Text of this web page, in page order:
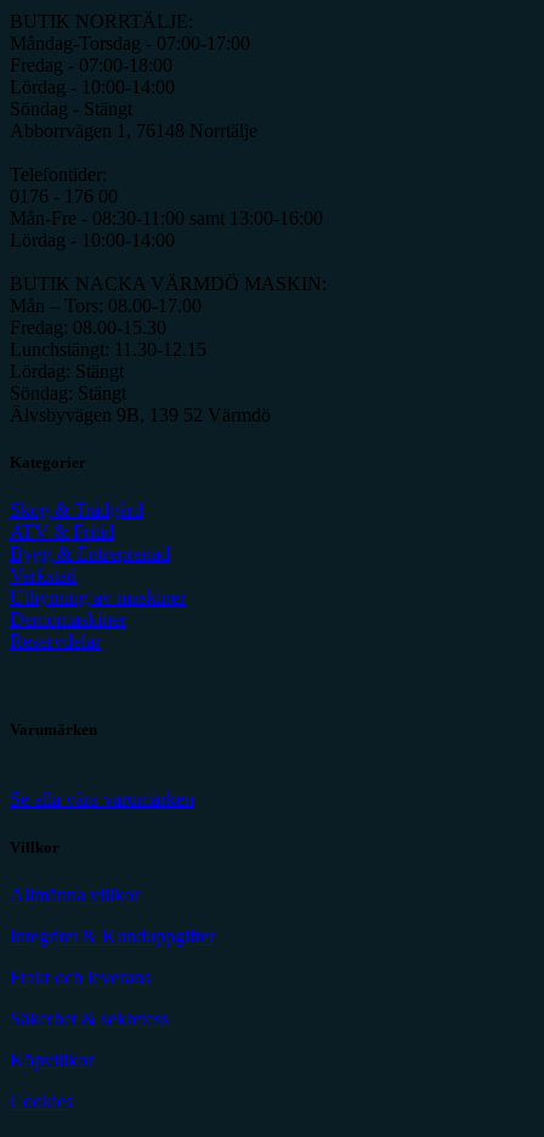
BUTIK NORRTÄLJE:
Måndag-Torsdag - 07:00-17:00
Fredag - 07:00-18:00
Lördag - 10:00-14:00
Söndag - Stängt
Abborrvägen 1, 76148 Norrtälje
Telefontider:
0176 - 176 00
Mån-Fre - 08:30-11:00 samt 13:00-16:00
Lördag - 10:00-14:00
BUTIK NACKA VÄRMDÖ MASKIN:
Mån – Tors: 08.00-17.00
Fredag: 08.00-15.30
Lunchstängt: 11.30-12.15
Lördag: Stängt
Söndag: Stängt
Älvsbyvägen 9B, 139 52 Värmdö
Kategorier
Skog & Trädgård
ATV & Fritid
Bygg & Entreprenad
Verkstad
Uthyrning av maskiner
Demomaskiner
Reservdelar
Varumärken
Se alla våra varumärken
Villkor
Allmänna villkor
Integritet & Kunduppgifter
Frakt och leverans
Säkerhet & sekretess
Köpvillkor
Cookies